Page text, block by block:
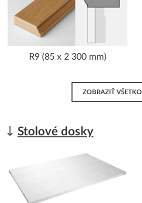
R9 (85 x 2 300 mm)
ZOBRAZIŤ VŠETKO
Stolové dosky